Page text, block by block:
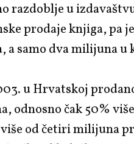
razdoblje u
prodaje knjiga, pa
a samo dva milijuna u
u Hrvatskoj
odnosno čak 50%
od četiri milijuna